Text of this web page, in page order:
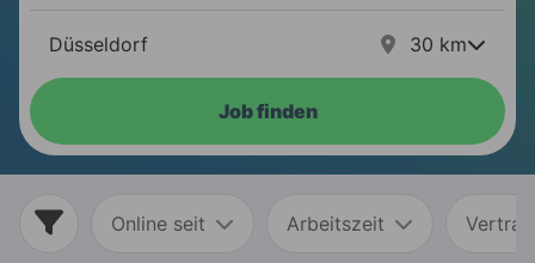
30 km
Job finden
Online seit Arbeitszeit